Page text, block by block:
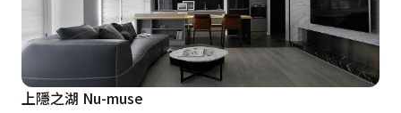
上隱之湖 Nu-muse